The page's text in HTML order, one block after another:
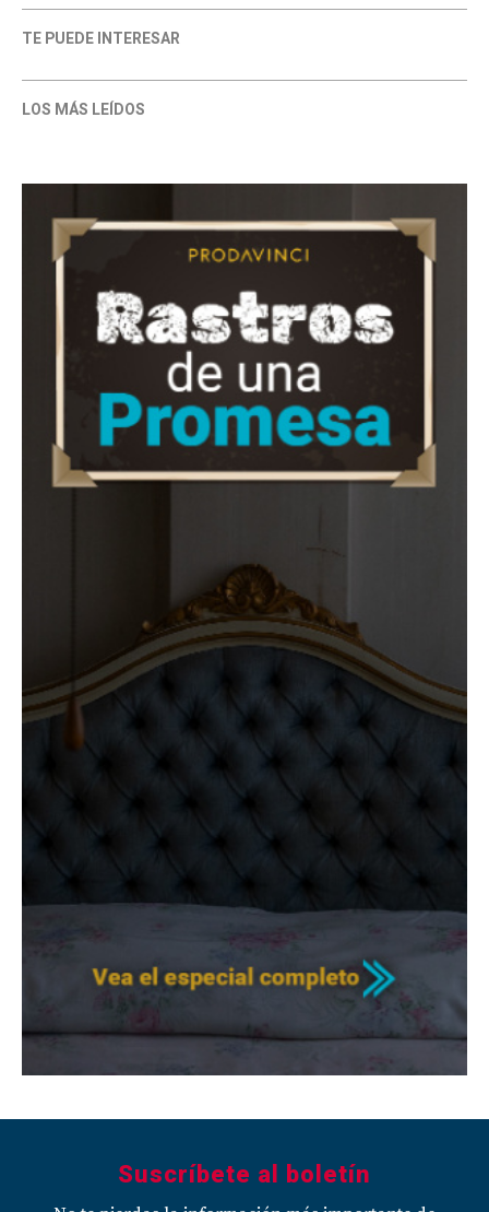
TE PUEDE INTERESAR
LOS MÁS LEÍDOS
Suscríbete al boletín